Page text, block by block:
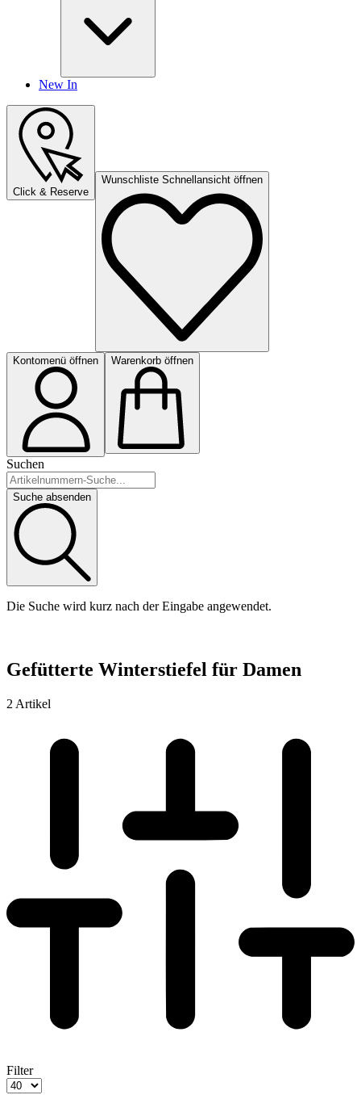
New In
Click & Reserve
Wunschliste Schnellansicht öffnen
Kontomenü öffnen Warenkorb öffnen
Suchen
Suche absenden
Die Suche wird kurz nach der Eingabe angewendet.
Gefütterte Winterstiefel für Damen
2 Artikel
Filter